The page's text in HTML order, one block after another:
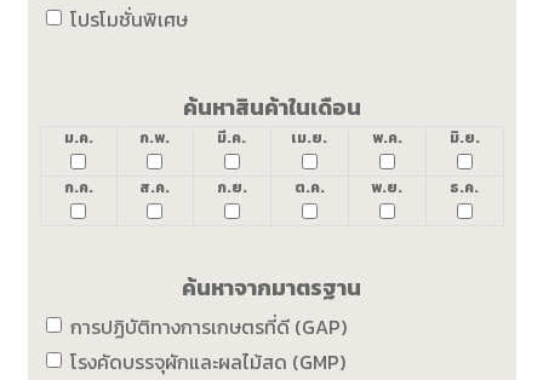
โปรโมชั่นพิเศษ
ค้นหาสินค้าในเดือน
ม.ค. ก.พ. มี.ค. เม.ย. พ.ค. มิ.ย.
ก.ค. ส.ค. ก.ย. ต.ค. พ.ย. ธ.ค.
ค้นหาจากมาตรฐาน
การปฏิบัติทางการเกษตรที่ดี (GAP)
โรงคัดบรรจุผักและผลไม้สด (GMP)